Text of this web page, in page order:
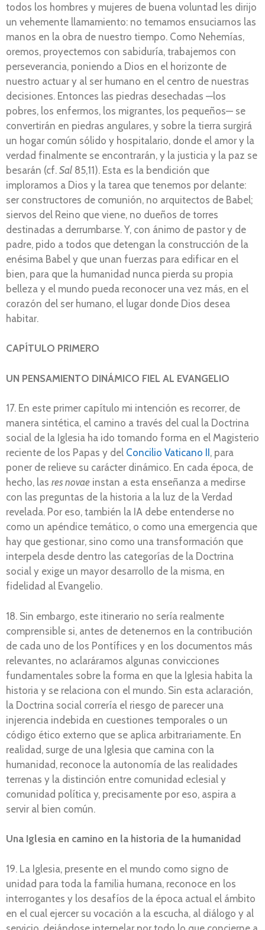
todos los hombres y mujeres de buena voluntad les dirijo
un vehemente llamamiento: no temamos ensuciarnos las
manos en la obra de nuestro tiempo. Como Nehemías,
oremos, proyectemos con sabiduría, trabajemos con
perseverancia, poniendo a Dios en el horizonte de
nuestro actuar y al ser humano en el centro de nuestras
decisiones. Entonces las piedras desechadas —los
pobres, los enfermos, los migrantes, los pequeños— se
convertirán en piedras angulares, y sobre la tierra surgirá
un hogar común sólido y hospitalario, donde el amor y la
verdad finalmente se encontrarán, y la justicia y la paz se
besarán (cf. Sal 85,11). Esta es la bendición que
imploramos a Dios y la tarea que tenemos por delante:
ser constructores de comunión, no arquitectos de Babel;
siervos del Reino que viene, no dueños de torres
destinadas a derrumbarse. Y, con ánimo de pastor y de
padre, pido a todos que detengan la construcción de la
enésima Babel y que unan fuerzas para edificar en el
bien, para que la humanidad nunca pierda su propia
belleza y el mundo pueda reconocer una vez más, en el
corazón del ser humano, el lugar donde Dios desea
habitar.
CAPÍTULO PRIMERO
UN PENSAMIENTO DINÁMICO FIEL AL EVANGELIO
17. En este primer capítulo mi intención es recorrer, de
manera sintética, el camino a través del cual la Doctrina
social de la Iglesia ha ido tomando forma en el Magisterio
reciente de los Papas y del Concilio Vaticano II , para
poner de relieve su carácter dinámico. En cada época, de
hecho, las res novae instan a esta enseñanza a medirse
con las preguntas de la historia a la luz de la Verdad
revelada. Por eso, también la IA debe entenderse no
como un apéndice temático, o como una emergencia que
hay que gestionar, sino como una transformación que
interpela desde dentro las categorías de la Doctrina
social y exige un mayor desarrollo de la misma, en
fidelidad al Evangelio.
18. Sin embargo, este itinerario no sería realmente
comprensible si, antes de detenernos en la contribución
de cada uno de los Pontífices y en los documentos más
relevantes, no aclaráramos algunas convicciones
fundamentales sobre la forma en que la Iglesia habita la
historia y se relaciona con el mundo. Sin esta aclaración,
la Doctrina social correría el riesgo de parecer una
injerencia indebida en cuestiones temporales o un
código ético externo que se aplica arbitrariamente. En
realidad, surge de una Iglesia que camina con la
humanidad, reconoce la autonomía de las realidades
terrenas y la distinción entre comunidad eclesial y
comunidad política y, precisamente por eso, aspira a
servir al bien común.
Una Iglesia en camino en la historia de la humanidad
19. La Iglesia, presente en el mundo como signo de
unidad para toda la familia humana, reconoce en los
interrogantes y los desafíos de la época actual el ámbito
en el cual ejercer su vocación a la escucha, al diálogo y al